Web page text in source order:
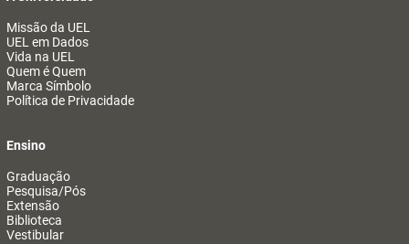
Missão da UEL
UEL em Dados
Vida na UEL
Quem é Quem
Marca Símbolo
Política de Privacidade
Ensino
Graduação
Pesquisa/Pós
Extensão
Biblioteca
Vestibular